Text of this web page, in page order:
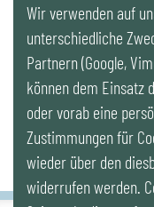
LinkedIn
Newsletter
Wir verwenden auf
unterschiedliche
Partnern (Google,
können dem Einsatz
oder vorab eine
Zustimmungen für
wieder über den
widerrufen werden.